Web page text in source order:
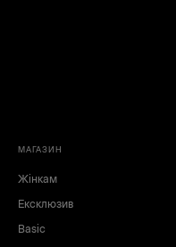
МАГАЗИН
Жінкам
Ексклюзив
Basic